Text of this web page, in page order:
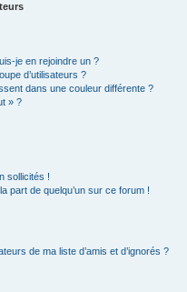
je en rejoindre un ?
d’utilisateurs ?
dans une couleur différente ?
» ?
sollicités !
part de quelqu’un sur ce forum !
de ma liste d’amis et d’ignorés ?